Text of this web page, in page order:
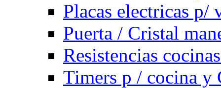
Placas electricas p/
Puerta / Cristal
Resistencias
Timers p / cocina y